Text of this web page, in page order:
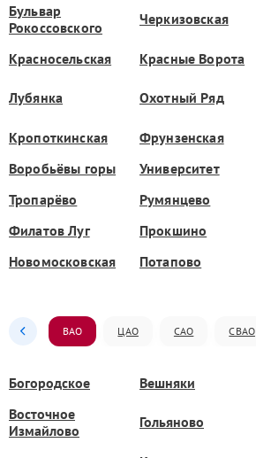
Бульвар
Рокоссовского
Черкизовская
Красносельская
Красные Ворота
Лубянка Охотный Ряд
Кропоткинская
Фрунзенская
Воробьёвы горы
Университет
Тропарёво
Румянцево
Филатов Луг
Прокшино
Новомосковская
Потапово
ВАО ЦАО САО СВАО
Богородское Вешняки
Восточное
Измайлово
Гольяново